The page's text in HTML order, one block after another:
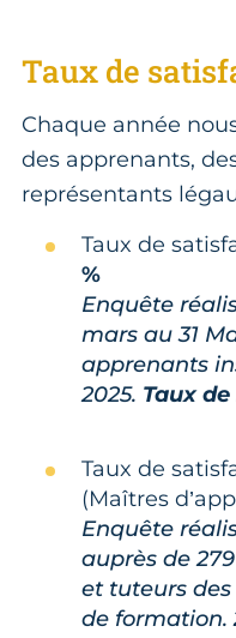
Taux de
Chaque année
des apprenants,
représentants
Taux de
%
Enquête
mars au 31
apprenants
2025. Taux de
Taux de
(Maîtres
Enquête
auprès de
et tuteurs
de formation.